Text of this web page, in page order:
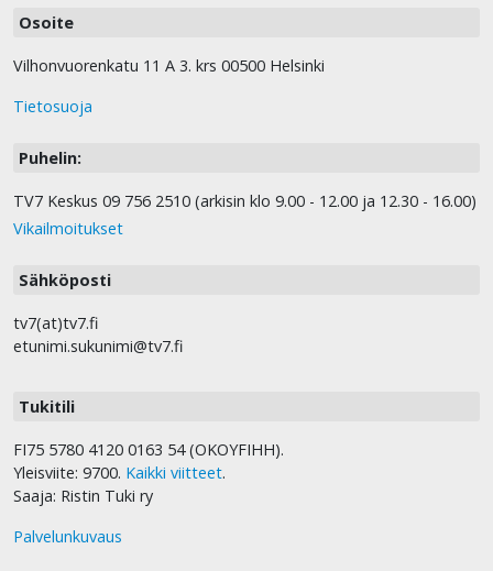
Osoite
Vilhonvuorenkatu 11 A 3. krs 00500 Helsinki
Tietosuoja
Puhelin:
TV7 Keskus 09 756 2510 (arkisin klo 9.00 - 12.00 ja 12.30 - 16.00)
Vikailmoitukset
Sähköposti
tv7(at)tv7.fi
etunimi.sukunimi@tv7.fi
Tukitili
FI75 5780 4120 0163 54 (OKOYFIHH).
Yleisviite: 9700. Kaikki viitteet.
Saaja: Ristin Tuki ry
Palvelunkuvaus